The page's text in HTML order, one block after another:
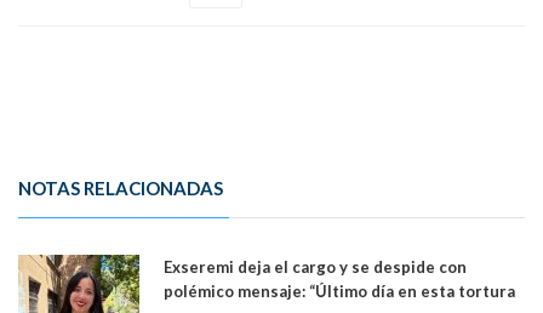
NOTAS RELACIONADAS
Exseremi deja el cargo y se despide con
polémico mensaje: “Último día en esta tortura